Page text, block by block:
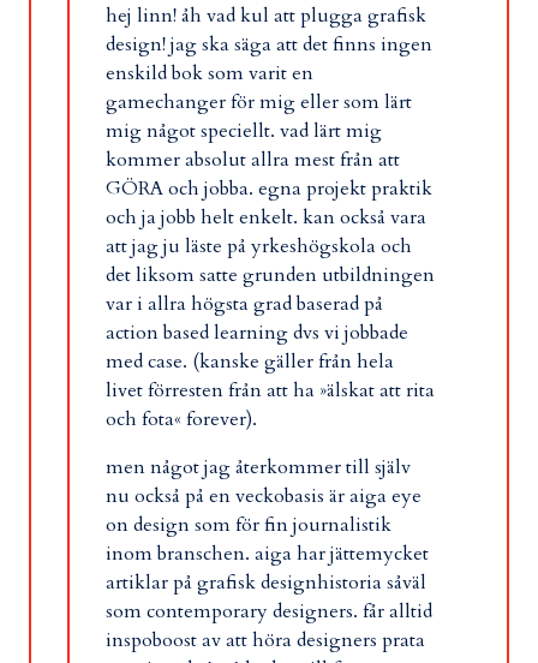
hej linn! åh vad kul att plugga grafisk
design! jag ska säga att det finns ingen
enskild bok som varit en
gamechanger för mig eller som lärt
mig något speciellt. vad lärt mig
kommer absolut allra mest från att
GÖRA och jobba. egna projekt praktik
och ja jobb helt enkelt. kan också vara
att jag ju läste på yrkeshögskola och
det liksom satte grunden utbildningen
var i allra högsta grad baserad på
action based learning dvs vi jobbade
med case. (kanske gäller från hela
livet förresten från att ha »älskat att rita
och fota« forever).
men något jag återkommer till själv
nu också på en veckobasis är aiga eye
on design som för fin journalistik
inom branschen. aiga har jättemycket
artiklar på grafisk designhistoria såväl
som contemporary designers. får alltid
inspoboost av att höra designers prata